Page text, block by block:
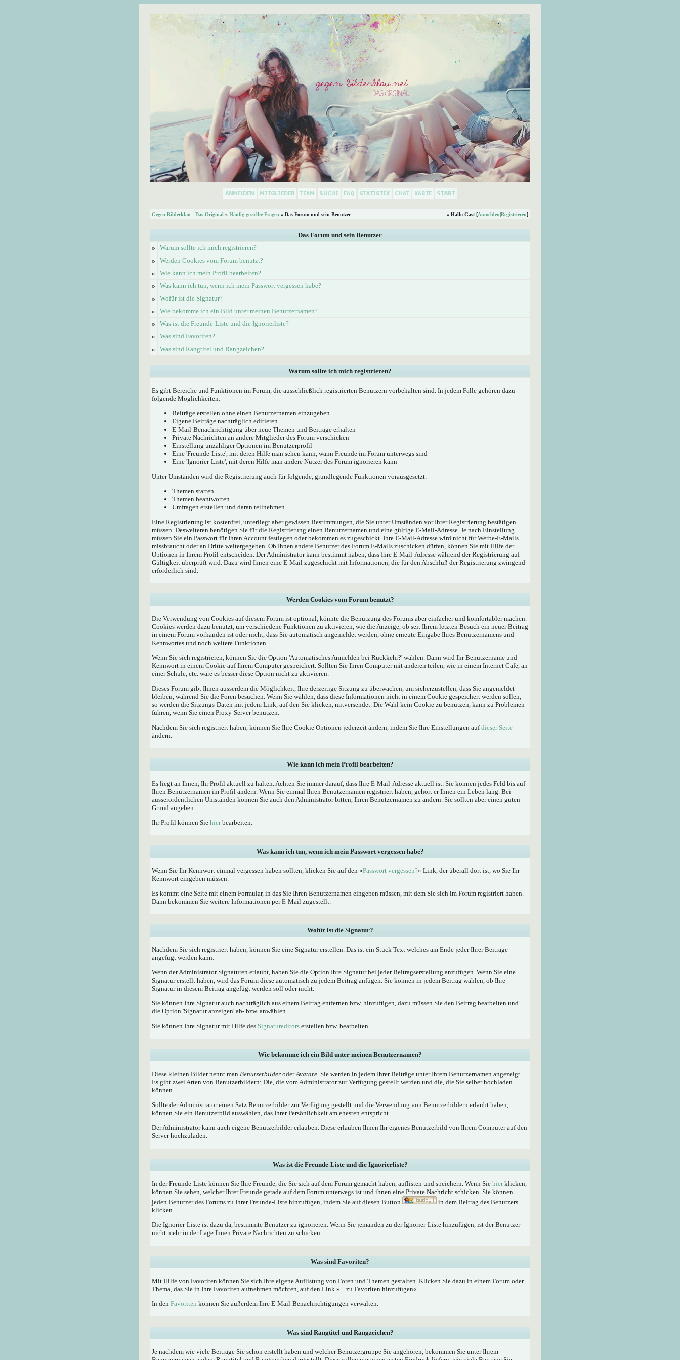
Gegen Bilderklau - Das Original » Häufig gestellte Fragen » Das Forum und sein Benutzer » Hallo Gast [Anmelden|Registrieren]
Das Forum und sein Benutzer
»
Warum sollte ich mich registrieren?
»
Werden Cookies vom Forum benutzt?
»
Wie kann ich mein Profil bearbeiten?
»
Was kann ich tun, wenn ich mein Passwort vergessen habe?
»
Wofür ist die Signatur?
»
Wie bekomme ich ein Bild unter meinen Benutzernamen?
»
Was ist die Freunde-Liste und die Ignorierliste?
»
Was sind Favoriten?
»
Was sind Rangtitel und Rangzeichen?
Warum sollte ich mich registrieren?
Es gibt Bereiche und Funktionen im Forum, die ausschließlich registrierten Benutzern vorbehalten sind. In jedem Falle gehören dazu
folgende Möglichkeiten:
Beiträge erstellen ohne einen Benutzernamen einzugeben
Eigene Beiträge nachträglich editieren
E-Mail-Benachrichtigung über neue Themen und Beiträge erhalten
Private Nachrichten an andere Mitglieder des Forum verschicken
Einstellung unzähliger Optionen im Benutzerprofil
Eine 'Freunde-Liste', mit deren Hilfe man sehen kann, wann Freunde im Forum unterwegs sind
Eine 'Ignorier-Liste', mit deren Hilfe man andere Nutzer des Forum ignorieren kann
Unter Umständen wird die Registrierung auch für folgende, grundlegende Funktionen vorausgesetzt:
Themen starten
Themen beantworten
Umfragen erstellen und daran teilnehmen
Eine Registrierung ist kostenfrei, unterliegt aber gewissen Bestimmungen, die Sie unter Umständen vor Ihrer Registrierung bestätigen
müssen. Desweiteren benötigen Sie für die Registrierung einen Benutzernamen und eine gültige E-Mail-Adresse. Je nach Einstellung
müssen Sie ein Passwort für Ihren Account festlegen oder bekommen es zugeschickt. Ihre E-Mail-Adresse wird nicht für Werbe-E-Mails
missbraucht oder an Dritte weitergegeben. Ob Ihnen andere Benutzer des Forum E-Mails zuschicken dürfen, können Sie mit Hilfe der
Optionen in Ihrem Profil entscheiden. Der Administrator kann bestimmt haben, dass Ihre E-Mail-Adresse während der Registrierung auf
Gültigkeit überprüft wird. Dazu wird Ihnen eine E-Mail zugeschickt mit Informationen, die für den Abschluß der Registrierung zwingend
erforderlich sind.
Werden Cookies vom Forum benutzt?
Die Verwendung von Cookies auf diesem Forum ist optional, könnte die Benutzung des Forums aber einfacher und komfortabler machen.
Cookies werden dazu benutzt, um verschiedene Funktionen zu aktivieren, wie die Anzeige, ob seit Ihrem letzten Besuch ein neuer Beitrag
in einem Forum vorhanden ist oder nicht, dass Sie automatisch angemeldet werden, ohne erneute Eingabe Ihres Benutzernamens und
Kennwortes und noch weitere Funktionen.
Wenn Sie sich registrieren, können Sie die Option 'Automatisches Anmelden bei Rückkehr?' wählen. Dann wird Ihr Benutzername und
Kennwort in einem Cookie auf Ihrem Computer gespeichert. Sollten Sie Ihren Computer mit anderen teilen, wie in einem Internet Cafe, an
einer Schule, etc. wäre es besser diese Option nicht zu aktivieren.
Dieses Forum gibt Ihnen ausserdem die Möglichkeit, Ihre derzeitige Sitzung zu überwachen, um sicherzustellen, dass Sie angemeldet
bleiben, während Sie die Foren besuchen. Wenn Sie wählen, dass diese Informationen nicht in einem Cookie gespeichert werden sollen,
so werden die Sitzungs-Daten mit jedem Link, auf den Sie klicken, mitversendet. Die Wahl kein Cookie zu benutzen, kann zu Problemen
führen, wenn Sie einen Proxy-Server benutzen.
Nachdem Sie sich registriert haben, können Sie Ihre Cookie Optionen jederzeit ändern, indem Sie Ihre Einstellungen aufdieser Seite
ändern.
Wie kann ich mein Profil bearbeiten?
Es liegt an Ihnen, Ihr Profil aktuell zu halten. Achten Sie immer darauf, dass Ihre E-Mail-Adresse aktuell ist. Sie können jedes Feld bis auf
Ihren Benutzernamen im Profil ändern. Wenn Sie einmal Ihren Benutzernamen registriert haben, gehört er Ihnen ein Leben lang. Bei
ausserordentlichen Umständen können Sie auch den Administrator bitten, Ihren Benutzernamen zu ändern. Sie sollten aber einen guten
Grund angeben.
Ihr Profil können Sie hierbearbeiten.
Was kann ich tun, wenn ich mein Passwort vergessen habe?
Wenn Sie Ihr Kennwort einmal vergessen haben sollten, klicken Sie auf den »Passwort vergessen?« Link, der überall dort ist, wo Sie Ihr
Kennwort eingeben müssen.
Es kommt eine Seite mit einem Formular, in das Sie Ihren Benutzernamen eingeben müssen, mit dem Sie sich im Forum registriert haben.
Dann bekommen Sie weitere Informationen per E-Mail zugestellt.
Wofür ist die Signatur?
Nachdem Sie sich registriert haben, können Sie eine Signatur erstellen. Das ist ein Stück Text welches am Ende jeder Ihrer Beiträge
angefügt werden kann.
Wenn der Administrator Signaturen erlaubt, haben Sie die Option Ihre Signatur bei jeder Beitragserstellung anzufügen. Wenn Sie eine
Signatur erstellt haben, wird das Forum diese automatisch zu jedem Beitrag anfügen. Sie können in jedem Beitrag wählen, ob Ihre
Signatur in diesem Beitrag angefügt werden soll oder nicht.
Sie können Ihre Signatur auch nachträglich aus einem Beitrag entfernen bzw. hinzufügen, dazu müssen Sie den Beitrag bearbeiten und
die Option 'Signatur anzeigen' ab- bzw. anwählen.
Sie können Ihre Signatur mit Hilfe des Signatureditors erstellen bzw. bearbeiten.
Wie bekomme ich ein Bild unter meinen Benutzernamen?
Diese kleinen Bilder nennt man Benutzerbilder oderAvatare. Sie werden in jedem Ihrer Beiträge unter Ihrem Benutzernamen angezeigt.
Es gibt zwei Arten von Benutzerbildern: Die, die vom Administrator zur Verfügung gestellt werden und die, die Sie selber hochladen
können.
Sollte der Administrator einen Satz Benutzerbilder zur Verfügung gestellt und die Verwendung von Benutzerbildern erlaubt haben,
können Sie ein Benutzerbild auswählen, das Ihrer Persönlichkeit am ehesten entspricht.
Der Administrator kann auch eigene Benutzerbilder erlauben. Diese erlauben Ihnen Ihr eigenes Benutzerbild von Ihrem Computer auf den
Server hochzuladen.
Was ist die Freunde-Liste und die Ignorierliste?
In der Freunde-Liste können Sie Ihre Freunde, die Sie sich auf dem Forum gemacht haben, auflisten und speichern. Wenn Sie hierklicken,
können Sie sehen, welcher Ihrer Freunde gerade auf dem Forum unterwegs ist und ihnen eine Private Nachricht schicken. Sie können
jeden Benutzer des Forums zu Ihrer Freunde-Liste hinzufügen, indem Sie auf diesen Button
in dem Beitrag des Benutzers
klicken.
Die Ignorier-Liste ist dazu da, bestimmte Benutzer zu ignorieren. Wenn Sie jemanden zu der Ignorier-Liste hinzufügen, ist der Benutzer
nicht mehr in der Lage Ihnen Private Nachrichten zu schicken.
Was sind Favoriten?
Mit Hilfe von Favoriten können Sie sich Ihre eigene Auflistung von Foren und Themen gestalten. Klicken Sie dazu in einem Forum oder
Thema, das Sie in Ihre Favoriten aufnehmen möchten, auf den Link »... zu Favoriten hinzufügen«.
In den Favoriten können Sie außerdem Ihre E-Mail-Benachrichtigungen verwalten.
Was sind Rangtitel und Rangzeichen?
Je nachdem wie viele Beiträge Sie schon erstellt haben und welcher Benutzergruppe Sie angehören, bekommen Sie unter Ihrem